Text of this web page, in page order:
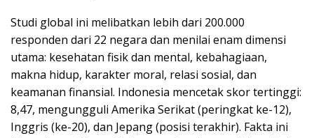
Studi global ini melibatkan lebih dari 200.000
responden dari 22 negara dan menilai enam dimensi
utama: kesehatan fisik dan mental, kebahagiaan,
makna hidup, karakter moral, relasi sosial, dan
keamanan finansial. Indonesia mencetak skor tertinggi:
8,47, mengungguli Amerika Serikat (peringkat ke-12),
Inggris (ke-20), dan Jepang (posisi terakhir). Fakta ini